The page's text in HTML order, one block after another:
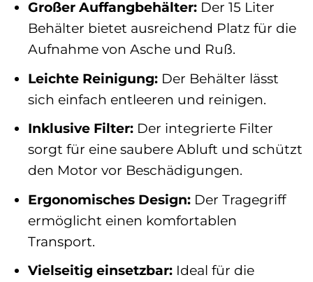
Großer Auffangbehälter:Der 15 Liter
Behälter bietet ausreichend Platz für die
Aufnahme von Asche und Ruß.
Leichte Reinigung:Der Behälter lässt
sich einfach entleeren und reinigen.
Inklusive Filter:Der integrierte Filter
sorgt für eine saubere Abluft und schützt
den Motor vor Beschädigungen.
Ergonomisches Design:Der Tragegriff
ermöglicht einen komfortablen
Transport.
Vielseitig einsetzbar:Ideal für die